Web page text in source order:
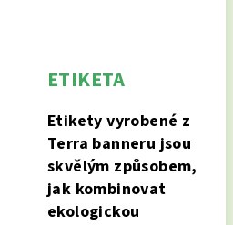
ETIKETA
Etikety vyrobené z
Terra banneru jsou
skvělým způsobem,
jak kombinovat
ekologickou